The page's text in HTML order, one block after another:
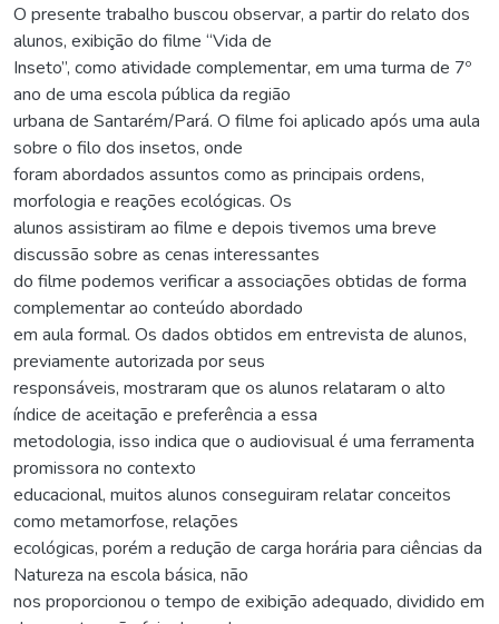
O presente trabalho buscou observar, a partir do relato dos
alunos, exibição do filme “Vida de
Inseto”, como atividade complementar, em uma turma de 7º
ano de uma escola pública da região
urbana de Santarém/Pará. O filme foi aplicado após uma aula
sobre o filo dos insetos, onde
foram abordados assuntos como as principais ordens,
morfologia e reações ecológicas. Os
alunos assistiram ao filme e depois tivemos uma breve
discussão sobre as cenas interessantes
do filme podemos verificar a associações obtidas de forma
complementar ao conteúdo abordado
em aula formal. Os dados obtidos em entrevista de alunos,
previamente autorizada por seus
responsáveis, mostraram que os alunos relataram o alto
índice de aceitação e preferência a essa
metodologia, isso indica que o audiovisual é uma ferramenta
promissora no contexto
educacional, muitos alunos conseguiram relatar conceitos
como metamorfose, relações
ecológicas, porém a redução de carga horária para ciências da
Natureza na escola básica, não
nos proporcionou o tempo de exibição adequado, dividido em